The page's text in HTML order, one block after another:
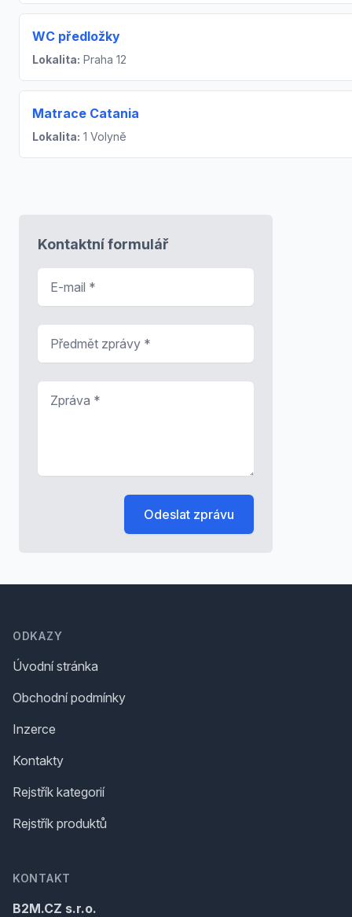
WC předložky
Lokalita: Praha 12
Matrace Catania
Lokalita: 1 Volyně
Kontaktní formulář
Odeslat zprávu
ODKAZY
Úvodní stránka
Obchodní podmínky
Inzerce
Kontakty
Rejstřík kategorií
Rejstřík produktů
KONTAKT
B2M.CZ s.r.o.